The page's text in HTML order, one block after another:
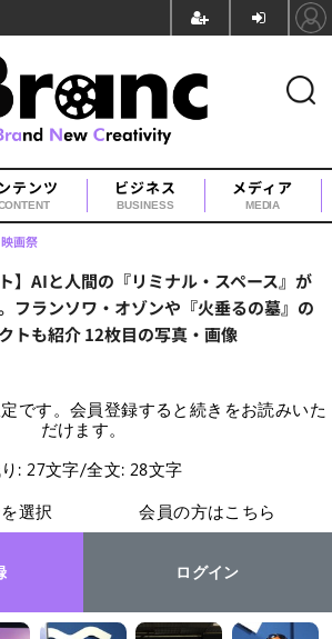
テンツ ビジネス
BUSINESS
メディア
MEDIA
】AIと人間の『リミナル・スペース』が
フランソワ・オゾンや『火垂るの墓』の
トも紹介 12枚目の写真・画像
画祭
です。会員登録すると続きをお読みいた
だけます。
: 27文字/全文: 28文字
選択
会員の方はこちら
ログイン